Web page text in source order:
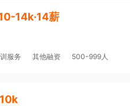
14k·14薪
服务 其他融资 500-999人